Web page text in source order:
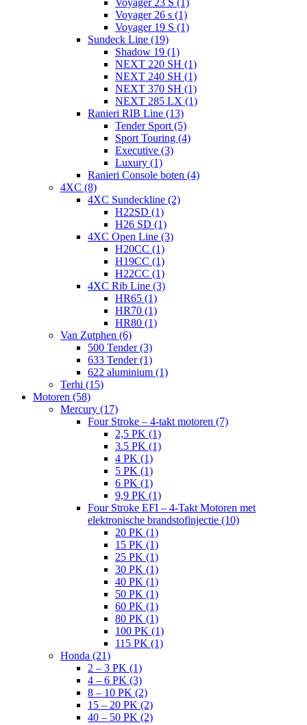
Voyager 23 S (1)
Voyager 26 s (1)
Voyager 19 S (1)
Sundeck Line (19)
Shadow 19 (1)
NEXT 220 SH (1)
NEXT 240 SH (1)
NEXT 370 SH (1)
NEXT 285 LX (1)
Ranieri RIB Line (13)
Tender Sport (5)
Sport Touring (4)
Executive (3)
Luxury (1)
Ranieri Console boten (4)
4XC (8)
4XC Sundeckline (2)
H22SD (1)
H26 SD (1)
4XC Open Line (3)
H20CC (1)
H19CC (1)
H22CC (1)
4XC Rib Line (3)
HR65 (1)
HR70 (1)
HR80 (1)
Van Zutphen (6)
500 Tender (3)
633 Tender (1)
622 aluminium (1)
Terhi (15)
Motoren (58)
Mercury (17)
Four Stroke – 4-takt motoren (7)
2,5 PK (1)
3.5 PK (1)
4 PK (1)
5 PK (1)
6 PK (1)
9,9 PK (1)
Four Stroke EFI – 4-Takt Motoren met
elektronische brandstofinjectie (10)
20 PK (1)
15 PK (1)
25 PK (1)
30 PK (1)
40 PK (1)
50 PK (1)
60 PK (1)
80 PK (1)
100 PK (1)
115 PK (1)
Honda (21)
2 – 3 PK (1)
4 – 6 PK (3)
8 – 10 PK (2)
15 – 20 PK (2)
40 – 50 PK (2)